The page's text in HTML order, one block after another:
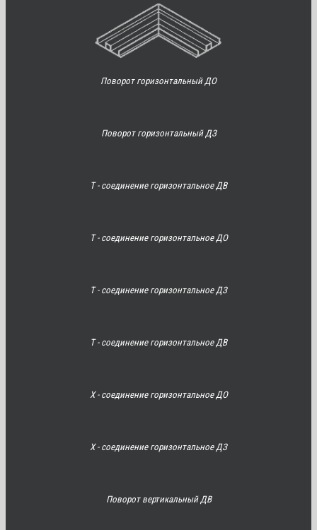
Поворот горизонтальный ДО
Поворот горизонтальный ДЗ
Т - соединение горизонтальное ДВ
Т - соединение горизонтальное ДО
Т - соединение горизонтальное ДЗ
Т - соединение горизонтальное ДВ
Х - соединение горизонтальное ДО
Х - соединение горизонтальное ДЗ
Поворот вертикальный ДВ